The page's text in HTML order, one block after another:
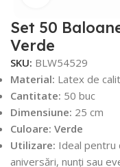
Set 50
Verde
SKU: BLW54529
Material: Latex de
Cantitate: 50 buc
Dimensiune: 25 cm
Culoare: Verde
Utilizare: Ideal pentru
aniversări, nunți sau